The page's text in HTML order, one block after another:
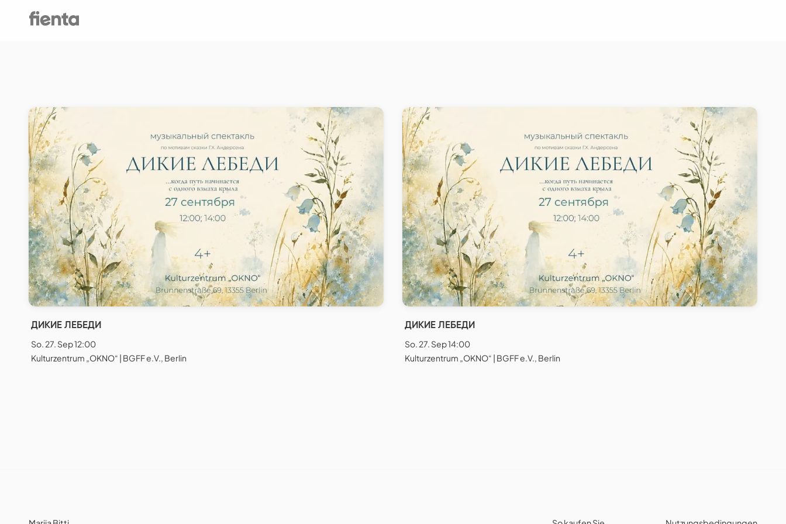
ДИКИЕ ЛЕБЕДИ
So. 27. Sep 12:00
Kulturzentrum „OKNO“ | BGFF e.V., Berlin
ДИКИЕ ЛЕБЕДИ
So. 27. Sep 14:00
Kulturzentrum „OKNO“ | BGFF e.V., Berlin